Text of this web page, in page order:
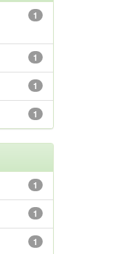
1
1
1
1
1
1
1